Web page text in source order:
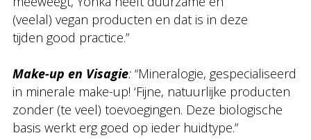
(veelal) vegan producten en dat is in deze
tijden good practice.”
Make-up en Visagie: “Mineralogie, gespecialiseerd
in minerale make-up! ‘Fijne, natuurlijke producten
zonder (te veel) toevoegingen. Deze biologische
basis werkt erg goed op ieder huidtype.”